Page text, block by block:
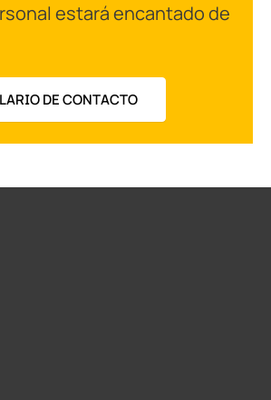
estará encantado de
DE CONTACTO